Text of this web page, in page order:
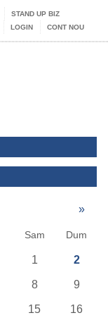
STAND UP BIZ
LOGIN CONT NOU
»
Sam Dum
1 2
8 9
15 16